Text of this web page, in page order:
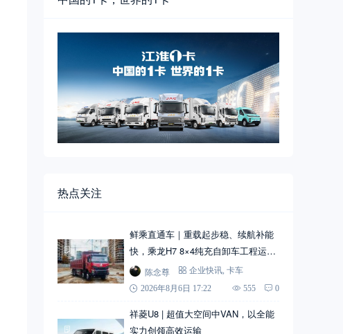
热点关注
鲜乘直通车｜重载起步稳、续航补能
快，乘龙H7 8×4纯充自卸车工程运输
实力搭档
陈念尊 企业快讯 卡车
2026年8月6日 17:22
555 0
祥菱U8 | 超值大空间中VAN，以全能
实力创领高效运输